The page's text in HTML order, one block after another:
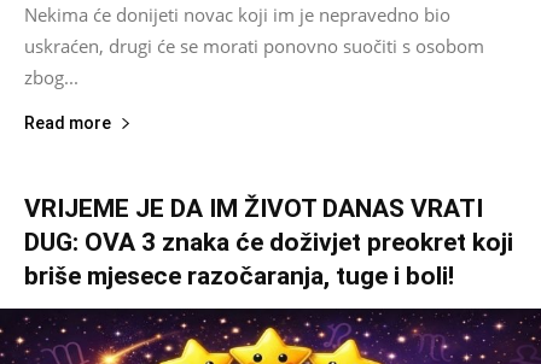
Nekima će donijeti novac koji im je nepravedno bio
uskraćen, drugi će se morati ponovno suočiti s osobom
zbog...
Read more
VRIJEME JE DA IM ŽIVOT DANAS VRATI
DUG: OVA 3 znaka će doživjet preokret koji
briše mjesece razočaranja, tuge i boli!